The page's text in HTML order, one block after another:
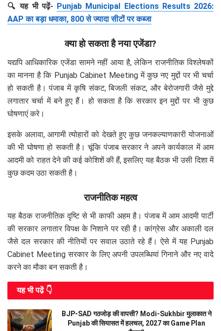
🔍 यह भी पढ़ें- Punjab Municipal Elections Results 2026:
AAP का बड़ा धमाका, 800 से ज्यादा सीटों पर कब्जा
क्या हो सकता है नया एजेंडा?
यद्यपि आधिकारिक एजेंडा सामने नहीं आया है, लेकिन राजनीतिक विश्लेषकों
का मानना है कि Punjab Cabinet Meeting में कुछ नए मुद्दों पर भी चर्चा
हो सकती है। पंजाब में कृषि संकट, बिजली संकट, और बेरोजगारी जैसे मुद्दे
लगातार चर्चा में बने हुए हैं। हो सकता है कि सरकार इन मुद्दों पर भी कुछ
घोषणाएं करे।
इसके अलावा, आगामी त्योहारों को देखते हुए कुछ जनकल्याणकारी योजनाओं
की भी घोषणा हो सकती है। चूंकि पंजाब सरकार ने अपने कार्यकाल में आम
आदमी को राहत देने की कई कोशिशें की हैं, इसलिए यह बैठक भी उसी दिशा में
कुछ कदम उठा सकती है।
राजनीतिक महत्व
यह बैठक राजनीतिक दृष्टि से भी काफी अहम है। पंजाब में आम आदमी पार्टी
की सरकार लगातार विपक्ष के निशाने पर रही है। कांग्रेस और अकाली दल
जैसे दल सरकार की नीतियों पर सवाल उठाते रहे हैं। ऐसे में यह Punjab
Cabinet Meeting सरकार के लिए अपनी उपलब्धियां गिनाने और नए वादे
करने का मौका बन सकती है।
यह भी पढे़ं 👇
BJP-SAD गठजोड़ की वापसी? Modi-Sukhbir मुलाकात ने
Punjab की सियासत में हलचल, 2027 का Game Plan